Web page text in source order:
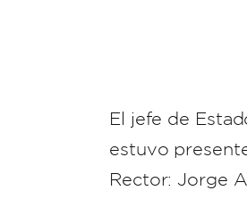
El jefe de
estuvo
Rector: Jorge